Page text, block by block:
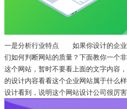
一是分析行业特点 如果你设计的企业
们如何判断网站的质量？下面教你一个
这个网站，暂时不要看上面的文字内容
的设计内容看看这个企业网站属于什么
设计看到，说明这个网站设计公司很厉